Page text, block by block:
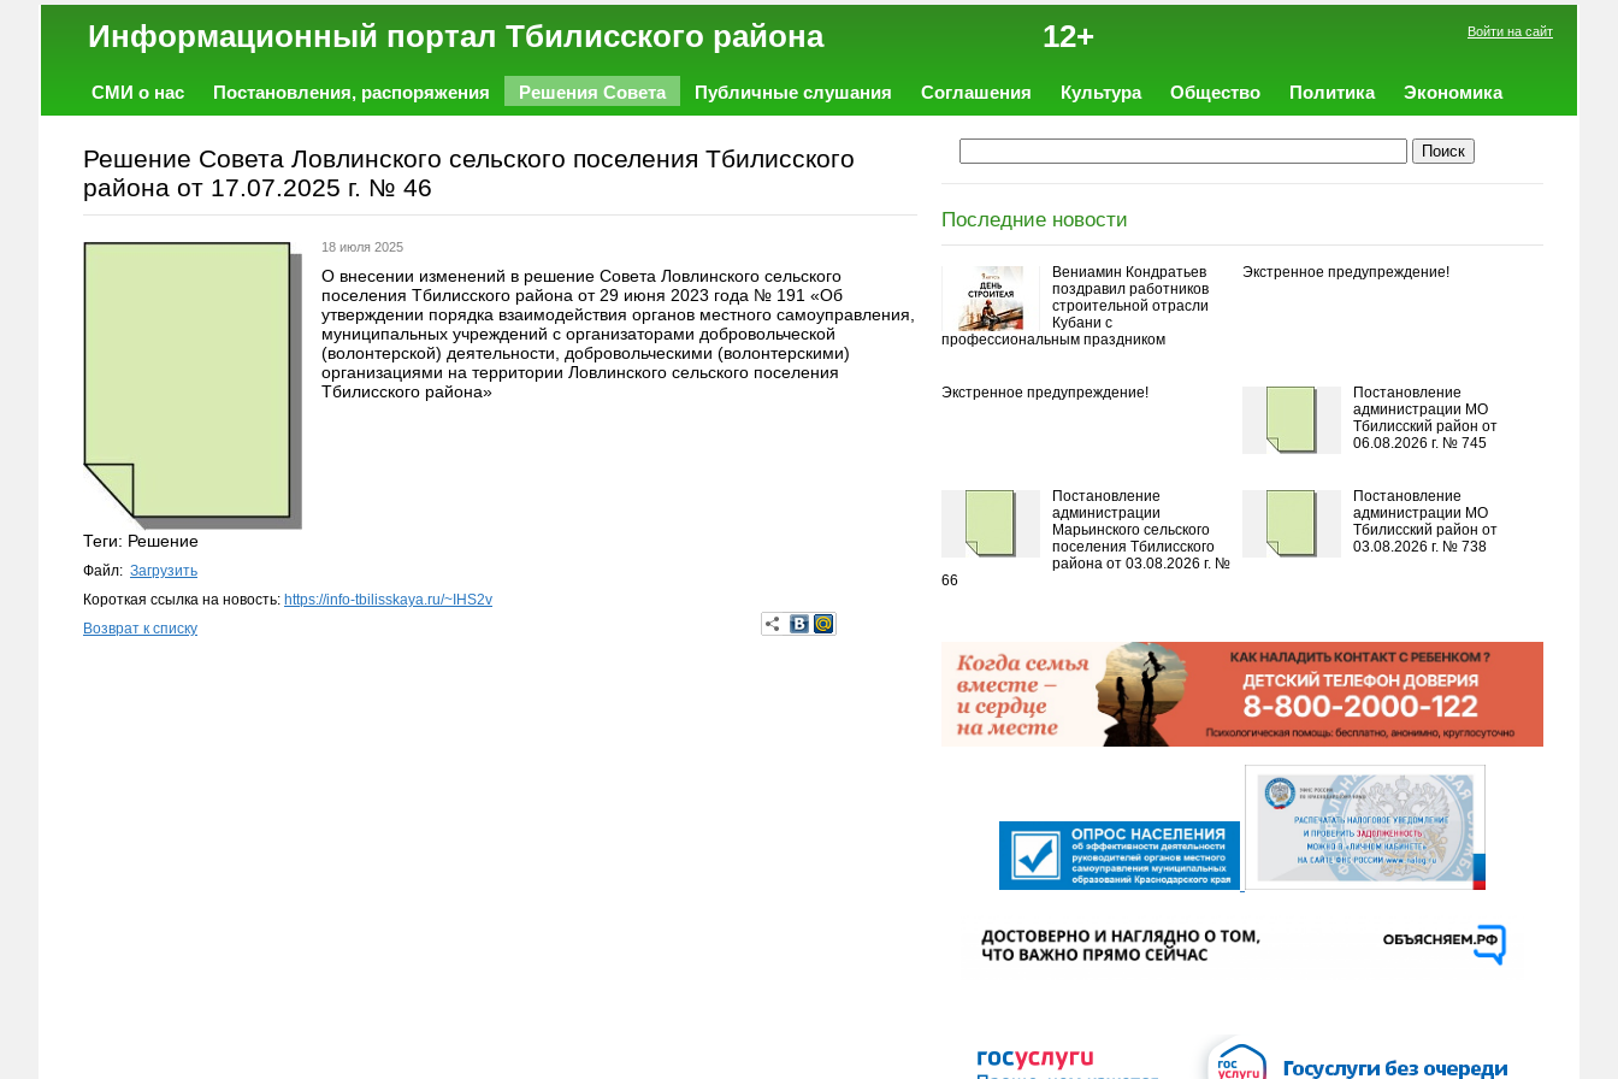
Информационный портал Тбилисского района 12+ Войти на сайт
СМИ о нас Постановления, распоряжения Решения Совета Публичные слушания Соглашения Культура Общество Политика
Экономика
Решение Совета Ловлинского сельского поселения Тбилисского
района от 17.07.2025 г. № 46
18 июля 2025
О внесении изменений в решение Совета Ловлинского сельского
поселения Тбилисского района от 29 июня 2023 года № 191 «Об
утверждении порядка взаимодействия органов местного самоуправления,
муниципальных учреждений с организаторами добровольческой
(волонтерской) деятельности, добровольческими (волонтерскими)
организациями на территории Ловлинского сельского поселения
Тбилисского района»
Теги: Решение
Файл: Загрузить
Короткая ссылка на новость: https://info-tbilisskaya.ru/~IHS2v
Возврат к списку
Последние новости
Вениамин Кондратьев
поздравил работников
строительной отрасли
Кубани с
профессиональным праздником
Экстренное предупреждение!
Экстренное предупреждение!
Постановление
администрации МО
Тбилисский район от
06.08.2026 г. № 745
Постановление
администрации
Марьинского сельского
поселения Тбилисского
района от 03.08.2026 г. №
66
Постановление
администрации МО
Тбилисский район от
03.08.2026 г. № 738